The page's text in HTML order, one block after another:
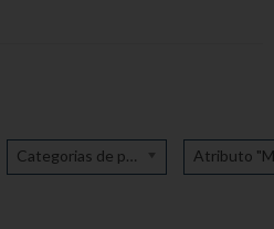
Categorias de produto